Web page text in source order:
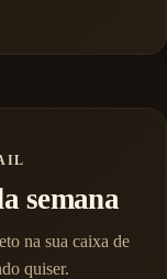
semana
na sua caixa de
quiser.